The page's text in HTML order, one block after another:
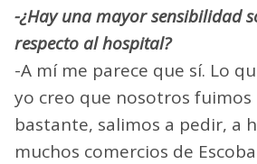
-¿Hay una mayor sensibilidad
respecto al hospital?
-A mí me parece que sí. Lo
yo creo que nosotros
bastante, salimos a pedir, a
muchos comercios de